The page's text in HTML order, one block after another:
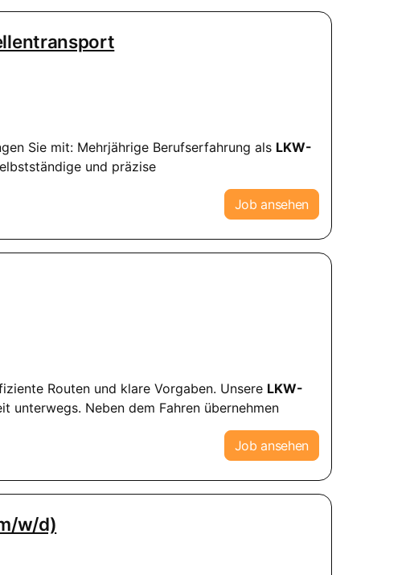
Sie mit: Mehrjährige Berufserfahrung als LKW-
und präzise
Job ansehen
Routen und klare Vorgaben. Unsere LKW-
unterwegs. Neben dem Fahren übernehmen
Job ansehen
w/d)